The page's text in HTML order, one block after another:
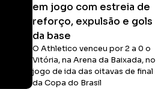
em jogo com estreia de
reforço, expulsão e gols
da base
O Athletico venceu por 2 a 0 o
Vitória, na Arena da Baixada, no
jogo de ida das oitavas de final
da Copa do Brasil